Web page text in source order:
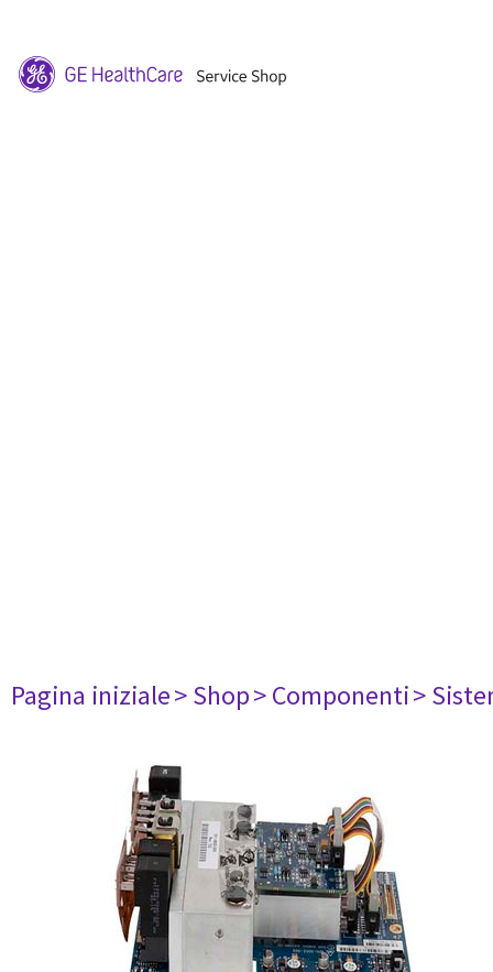
Pagina iniziale> Shop> Componenti>